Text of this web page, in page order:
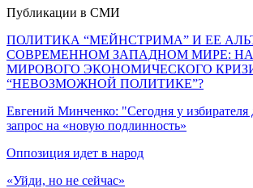
Публикации в СМИ
ПОЛИТИКА “МЕЙНСТРИМА” И ЕЕ
СОВРЕМЕННОМ ЗАПАДНОМ МИРЕ:
МИРОВОГО ЭКОНОМИЧЕСКОГО
“НЕВОЗМОЖНОЙ ПОЛИТИКЕ”?
Евгений Минченко: "Сегодня у избирателя
запрос на «новую подлинность»
Оппозиция идет в народ
«Уйди, но не сейчас»